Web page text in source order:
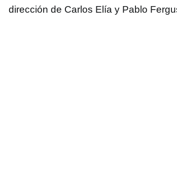
dirección de Carlos Elía y Pablo